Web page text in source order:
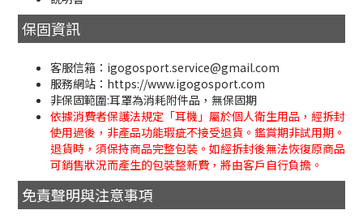
保固資訊
客服信箱：igogosport.service@gmail.com
服務網站：https://www.igogosport.com
非保固範圍:耳罩為消耗附件品，無保固期
依據消費者保護法規定「耳機」屬於個人衛生用品，經拆封
使用過後，非產品功能瑕疵不接受退貨。鑑賞期非試用期。
退貨時，須保持商品完整包裝。如經拆封後無法恢復原商品
可銷售狀況而產生的包裝整新費，將由客戶自行負擔。
免責聲明與注意事項